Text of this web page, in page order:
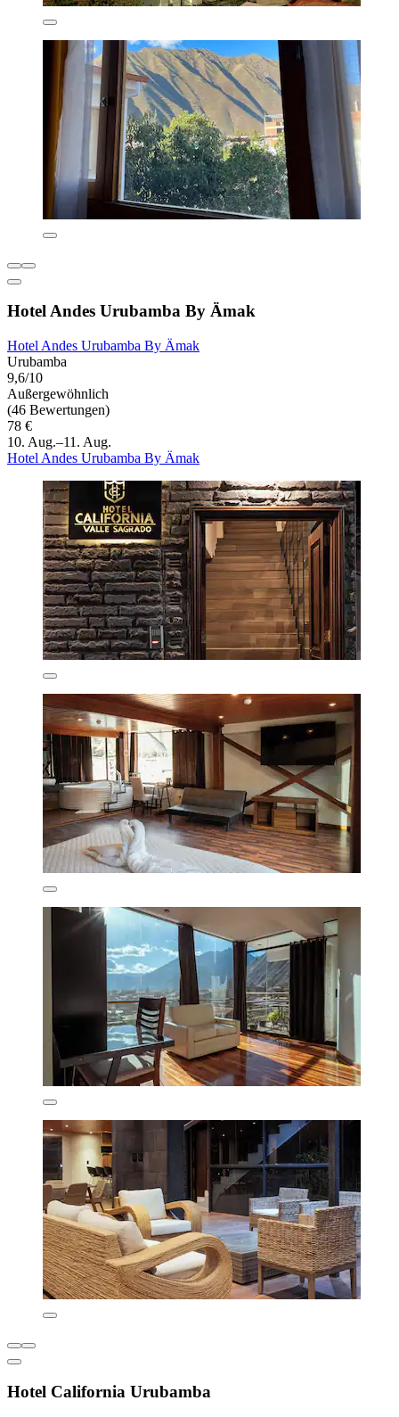
Hotel Andes Urubamba By Ämak
Hotel Andes Urubamba By Ämak
Urubamba
9,6/10
Außergewöhnlich
(46 Bewertungen)
78 €
10. Aug.–11. Aug.
Hotel Andes Urubamba By Ämak
Hotel California Urubamba